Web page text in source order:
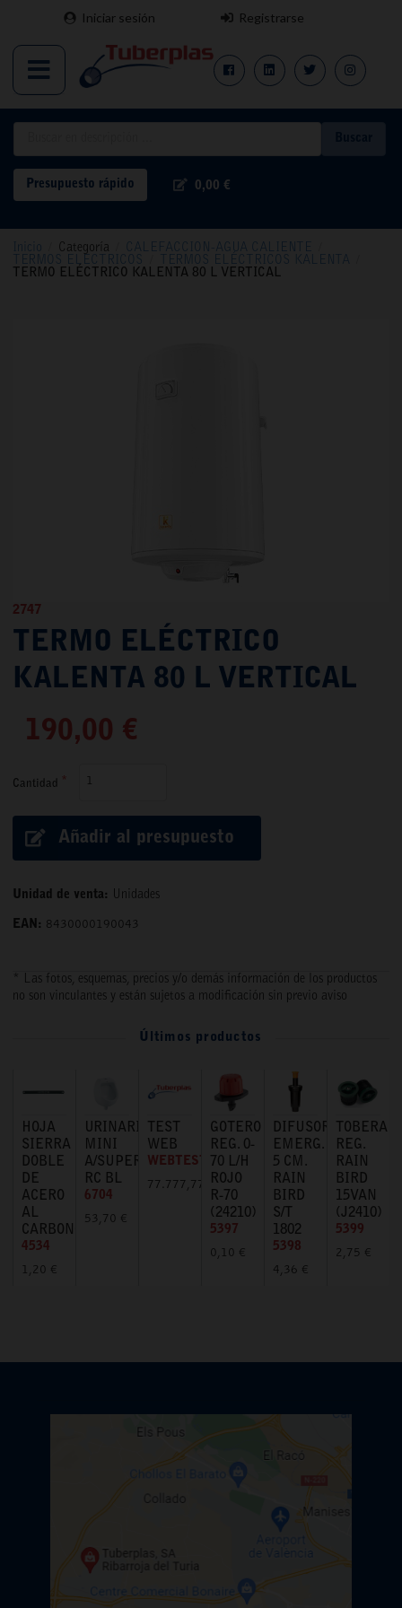
Iniciar sesión Registrarse
Presupuesto rápido 0,00 €
Inicio Categoría CALEFACCION-AGUA CALIENTE
TERMOS ELECTRICOS TERMOS ELÉCTRICOS KALENTA
TERMO ELÉCTRICO KALENTA 80 L VERTICAL
2747
TERMO ELÉCTRICO
KALENTA 80 L VERTICAL
190,00 €
Cantidad
Añadir al presupuesto
Unidad de venta: Unidades
EAN: 8430000190043
* Las fotos, esquemas, precios y/o demás información de los productos
no son vinculantes y están sujetos a modificación sin previo aviso
Últimos productos
HOJA
SIERRA
DOBLE
DE
ACERO
AL
CARBONO
4534
1,20 €
URINARIO
MINI
A/SUPERIOR
RC BL
6704
53,70 €
TEST
WEB
WEBTEST
77.777,77 €
GOTERO
REG. 0-
70 L/H
ROJO
R-70
(24210)
5397
0,10 €
DIFUSOR
EMERG.
5 CM.
RAIN
BIRD
S/T
1802
5398
4,36 €
TOBERA
REG.
RAIN
BIRD
15VAN
(J2410)
5399
2,75 €